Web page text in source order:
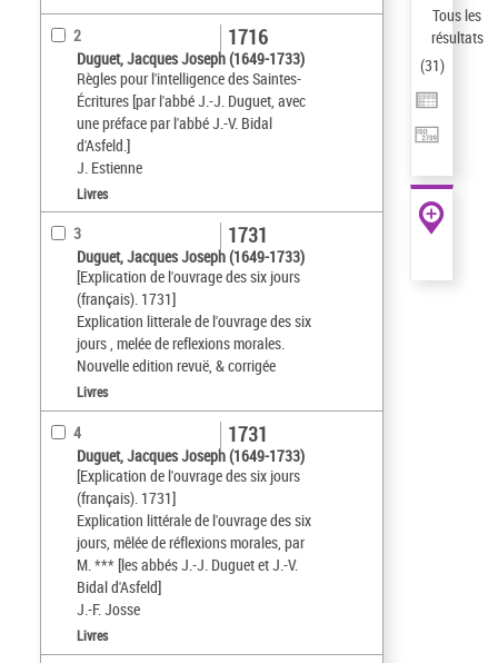
2
Duguet, Jacques Joseph (1649-1733)
Règles pour l'intelligence des Saintes-
Écritures [par l'abbé J.-J. Duguet, avec
une préface par l'abbé J.-V. Bidal
d'Asfeld.]
J. Estienne
1716
Livres
3
Duguet, Jacques Joseph (1649-1733)
[Explication de l'ouvrage des six jours
(français). 1731]
Explication litterale de l'ouvrage des six
jours , melée de reflexions morales.
Nouvelle edition revuë, & corrigée
1731
Livres
4
Duguet, Jacques Joseph (1649-1733)
[Explication de l'ouvrage des six jours
(français). 1731]
Explication littérale de l'ouvrage des six
jours, mêlée de réflexions morales, par
M. *** [les abbés J.-J. Duguet et J.-V.
Bidal d'Asfeld]
J.-F. Josse
1731
Livres
Tous les
résultats
(31)